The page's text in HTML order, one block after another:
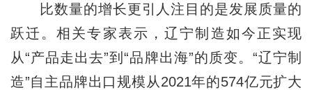
比数量的增长更引人注目的是发展质量的
跃迁。相关专家表示，辽宁制造如今正实现
从“产品走出去”到“品牌出海”的质变。“辽宁制
造”自主品牌出口规模从2021年的574亿元扩大